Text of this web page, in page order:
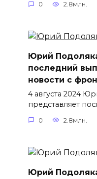
0 2.8млн.
Юрий
последний
новости с
4 августа 2024
представляет
0 2.8млн.
Юрий